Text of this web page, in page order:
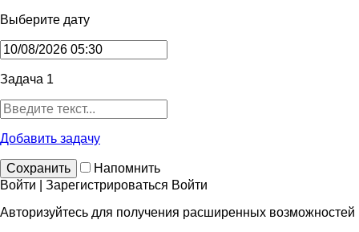
Выберите дату
Задача 1
Добавить задачу
Сохранить
Напомнить
Войти | Зарегистрироваться Войти
Авторизуйтесь для получения расширенных возможностей